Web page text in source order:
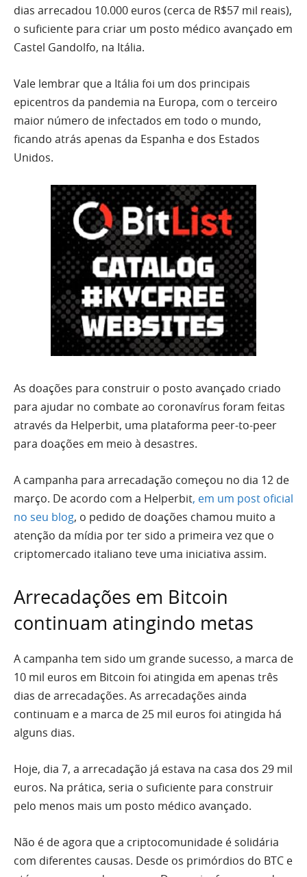
dias arrecadou 10.000 euros (cerca de R$57 mil reais),
o suficiente para criar um posto médico avançado em
Castel Gandolfo, na Itália.
Vale lembrar que a Itália foi um dos principais
epicentros da pandemia na Europa, com o terceiro
maior número de infectados em todo o mundo,
ficando atrás apenas da Espanha e dos Estados
Unidos.
As doações para construir o posto avançado criado
para ajudar no combate ao coronavírus foram feitas
através da Helperbit, uma plataforma peer-to-peer
para doações em meio à desastres.
A campanha para arrecadação começou no dia 12 de
março. De acordo com a Helperbit, em um post oficial
no seu blog, o pedido de doações chamou muito a
atenção da mídia por ter sido a primeira vez que o
criptomercado italiano teve uma iniciativa assim.
Arrecadações em Bitcoin
continuam atingindo metas
A campanha tem sido um grande sucesso, a marca de
10 mil euros em Bitcoin foi atingida em apenas três
dias de arrecadações. As arrecadações ainda
continuam e a marca de 25 mil euros foi atingida há
alguns dias.
Hoje, dia 7, a arrecadação já estava na casa dos 29 mil
euros. Na prática, seria o suficiente para construir
pelo menos mais um posto médico avançado.
Não é de agora que a criptocomunidade é solidária
com diferentes causas. Desde os primórdios do BTC e